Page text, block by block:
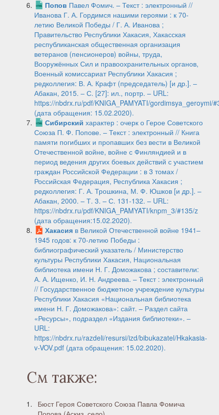
Попов Павел Фомич. – Текст : электронный //
Иванова Г. А. Гордимся нашими героями : к 70-
летию Великой Победы / Г. А. Иванова ;
Правительство Республики Хакасия, Хакасская
республиканская общественная организация
ветеранов (пенсионеров) войны, труда,
Вооружённых Сил и правоохранительных органов,
Военный комиссариат Республики Хакасия ;
редколлегия: В. А. Крафт (председатель) [и др.]. ‒
Абакан, 2015. ‒ С. [27]: ил., портр. – URL:
https://nbdrx.ru/pdf/KNIGA_PAMYATI/gordimsya_geroymi/
(дата обращения: 15.02.2020).
Сибирский характер : очерк о Герое Советского
Союза П. Ф. Попове. – Текст : электронный // Книга
памяти погибших и пропавших без вести в Великой
Отечественной войне, войне с Финляндией и в
период ведения других боевых действий с участием
граждан Российской Федерации : в 3 томах /
Российская Федерация, Республика Хакасия ;
редколлегия: Г. А. Трошкина, М. Ф. Юшков [и др.]. –
Абакан, 2000. – Т. 3. – С. 131-132. – URL:
https://nbdrx.ru/pdf/KNIGA_PAMYATI/knpm_3/#135/z
(дата обращения:15.02.2020).
Хакасия в Великой Отечественной войне 1941–
1945 годов: к 70-летию Победы :
библиографический указатель / Министерство
культуры Республики Хакасия, Национальная
библиотека имени Н. Г. Доможакова ; составители:
А. А. Ищенко, И. Н. Андреева. – Текст : электронный
// Государственное бюджетное учреждение культуры
Республики Хакасия «Национальная библиотека
имени Н. Г. Доможакова»: сайт. – Раздел сайта
«Ресурсы», подраздел «Издания библиотеки». ‒
URL:
https://nbdrx.ru/razdeli/resursi/izd/bibukazatel/Hkakasia-
v-VOV.pdf (дата обращения: 15.02.2020).
См также:
Бюст Героя Советского Союза Павла Фомича